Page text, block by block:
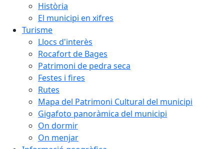
Història
El municipi en xifres
Turisme
Llocs d'interès
Rocafort de Bages
Patrimoni de pedra seca
Festes i fires
Rutes
Mapa del Patrimoni Cultural del municipi
Gigafoto panoràmica del municipi
On dormir
On menjar